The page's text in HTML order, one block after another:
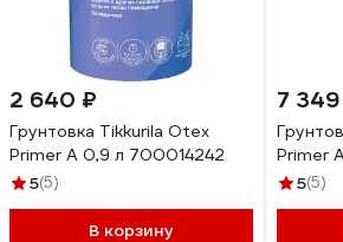
2 640 ₽
Грунтовка Tikkurila Otex
Primer А 0,9 л 700014242
5(5)
В корзину
7
Primer
5(5)